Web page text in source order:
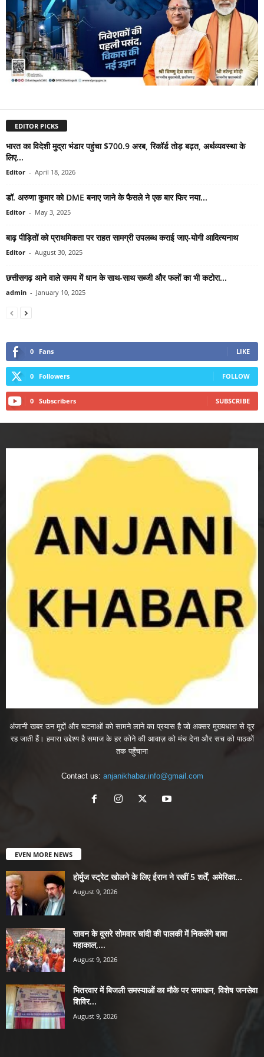
EDITOR PICKS
भारत का विदेशी मुद्रा भंडार पहुंचा $700.9 अरब, रिकॉर्ड तोड़ बढ़त, अर्थव्यवस्था के
लिए...
Editor - April 18, 2026
डॉ. अरुणा कुमार को DME बनाए जाने के फैसले ने एक बार फिर नया...
Editor - May 3, 2025
बाढ़ पीड़ितों को प्राथमिकता पर राहत सामग्री उपलब्ध कराई जाए-योगी आदित्यनाथ
Editor - August 30, 2025
छत्तीसगढ़ आने वाले समय में धान के साथ-साथ सब्जी और फलों का भी कटोरा...
admin - January 10, 2025
0 Fans LIKE
0 Followers FOLLOW
0 Subscribers SUBSCRIBE
अंजानी खबर उन मुद्दों और घटनाओं को सामने लाने का प्रयास है जो अक्सर मुख्यधारा से दूर
रह जाती हैं। हमारा उद्देश्य है समाज के हर कोने की आवाज़ को मंच देना और सच को पाठकों
तक पहुँचाना
Contact us: anjanikhabar.info@gmail.com
EVEN MORE NEWS
होर्मुज स्ट्रेट खोलने के लिए ईरान ने रखीं 5 शर्तें, अमेरिका...
August 9, 2026
सावन के दूसरे सोमवार चांदी की पालकी में निकलेंगे बाबा
महाकाल,...
August 9, 2026
भितरवार में बिजली समस्याओं का मौके पर समाधान, विशेष जनसेवा
शिविर...
August 9, 2026